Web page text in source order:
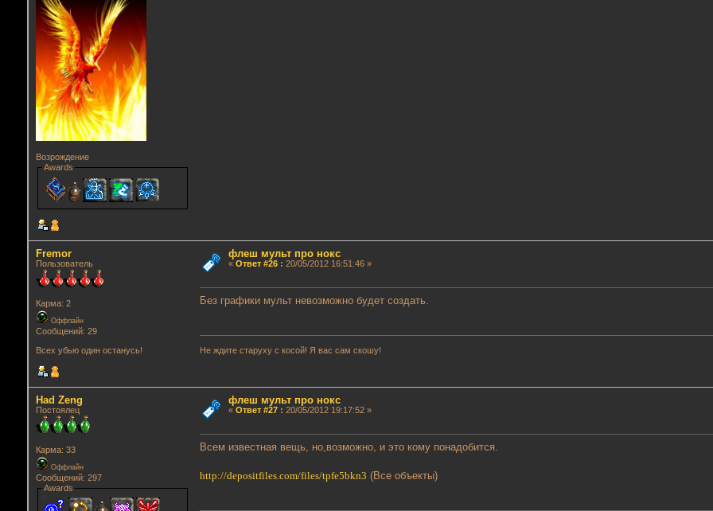
Возрождение
Awards
Fremor
Пользователь
Карма: 2
Оффлайн
Сообщений: 29
Всех убью один останусь!
флеш мульт про нокс
« Ответ #26: 20/05/2012 16:51:46 »
Без графики мульт невозможно будет создать.
Не ждите старуху с косой! Я вас сам скошу!
Had Zeng
Постоялец
Карма: 33
Оффлайн
Сообщений: 297
Awards
флеш мульт про нокс
« Ответ #27: 20/05/2012 19:17:52 »
Всем известная вещь, но,возможно, и это кому понадобится.
http://depositfiles.com/files/tpfe5bkn3 (Все объекты)